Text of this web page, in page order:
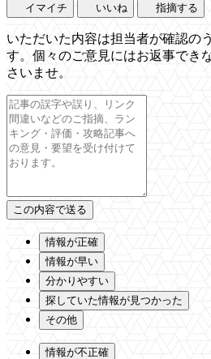
イマイチ いいね 指摘する
いただいた内容は担当者が確認の
す。個々のご意見にはお返事でき
さいませ。
情報が正確
情報が早い
分かりやすい
探していた情報が見つかった
その他
情報が不正確